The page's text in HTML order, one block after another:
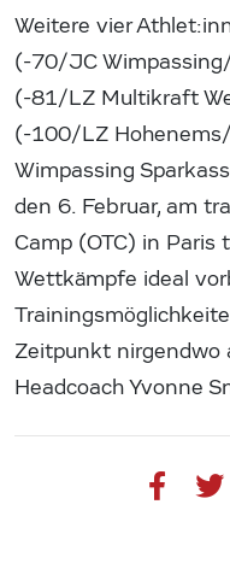
Weitere vier
(-70/JC
(-81/LZ Multikraft
(-100/LZ
Wimpassing
den 6. Februar, am
Camp (OTC) in Paris
Wettkämpfe ideal
Zeitpunkt nirgendwo
Headcoach Yvonne